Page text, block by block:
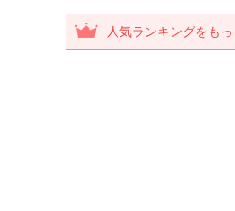
人気ランキングをも